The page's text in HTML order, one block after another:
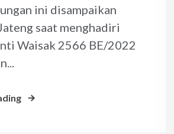
ini disampaikan
saat menghadiri
Waisak 2566 BE/2022